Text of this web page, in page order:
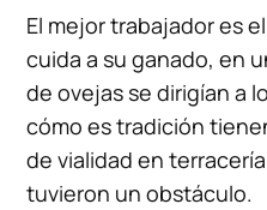
El mejor trabajador es
cuida a su ganado, en
de ovejas se dirigían a
cómo es tradición
de vialidad en
tuvieron un obstáculo.